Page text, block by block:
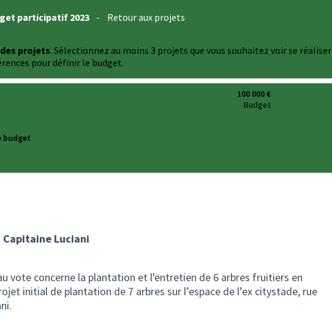
participatif 2023 - Retour aux projets
projets. Sélectionnez au moins 3 projets que vous souhaitez voir se réaliser
pour définir le budget.
100 000 €
Budget
budget
Luciani
vote concerne la plantation et l'entretien de 6 arbres fruitiers en
initial de plantation de 7 arbres sur l’espace de l’ex citystade, rue